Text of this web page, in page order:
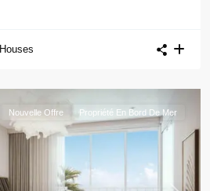
Nouvelle Offre Propriété En Bord De Mer